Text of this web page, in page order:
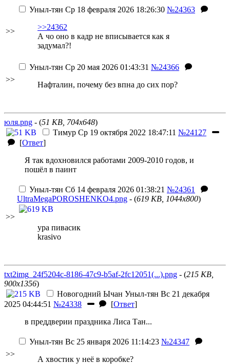
>>
Уныл-тян Ср 18 февраля 2026 18:26:30 №24363
>>24362
А чо оно в кадр не вписывается как я
задумал?!
>>
Уныл-тян Ср 20 мая 2026 01:43:31 №24366
Нафталин, почему без впна до сих пор?
юля.png - (51 KB, 704x648)
Тимур Ср 19 октября 2022 18:47:11 №24127
[Ответ]
Я так вдохновился работами 2009-2010 годов, и
пошёл в паинт
>>
Уныл-тян Сб 14 февраля 2026 01:38:21 №24361
UltraMegaPOROSHENKO4.png - (619 KB, 1044x800)
ура пивасик
krasivo
txt2img_24f5204c-8186-47c9-b5af-2fc12051(...).png - (215 KB,
900x1356)
Новогодний Ычан Уныл-тян Вс 21 декабря
2025 04:44:51 №24338 [Ответ]
в преддверии праздника Лиса Тан...
>>
Уныл-тян Вс 25 января 2026 11:14:23 №24347
А хвостик у неё в коробке?